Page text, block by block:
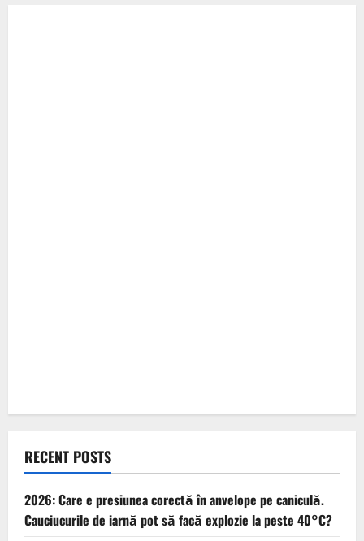
RECENT POSTS
2026: Care e presiunea corectă în anvelope pe caniculă.
Cauciucurile de iarnă pot să facă explozie la peste 40°C?